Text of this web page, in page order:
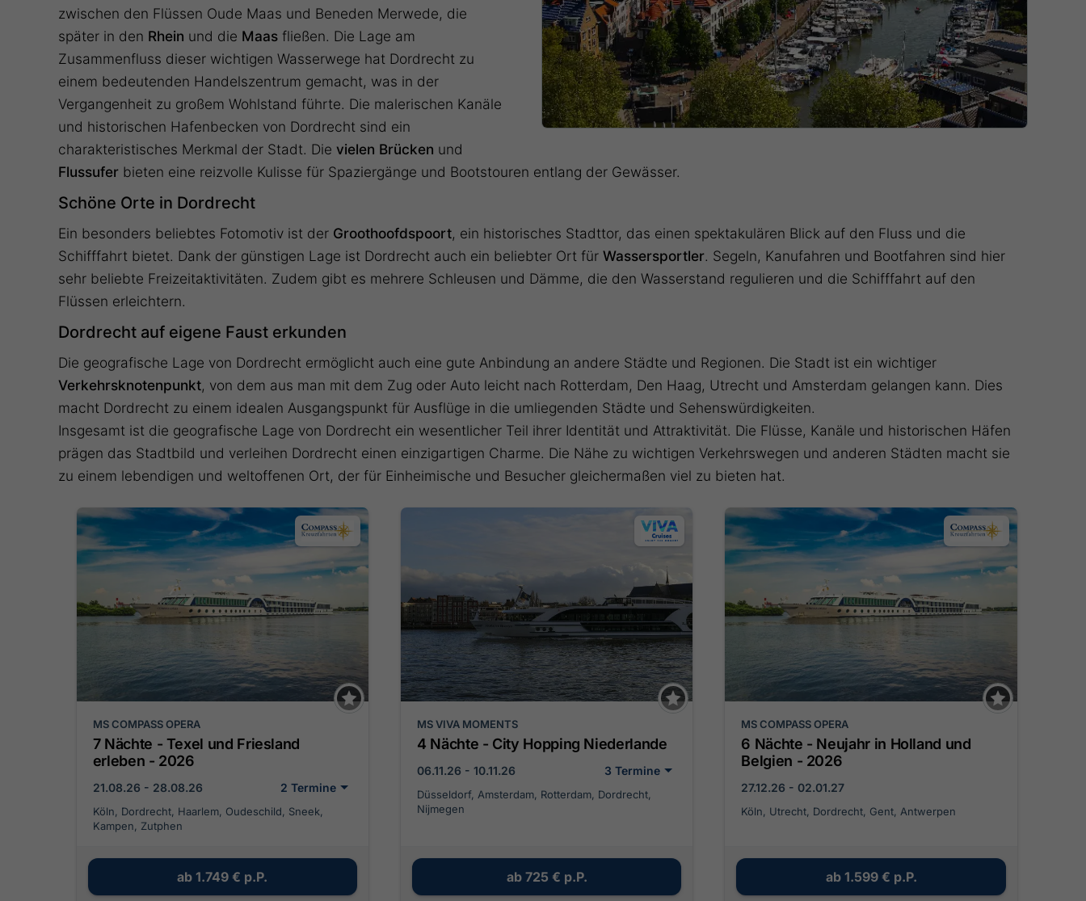
zwischen den Flüssen Oude Maas und Beneden Merwede, die
später in den Rhein und die Maas fließen. Die Lage am
Zusammenfluss dieser wichtigen Wasserwege hat Dordrecht zu
einem bedeutenden Handelszentrum gemacht, was in der
Vergangenheit zu großem Wohlstand führte. Die malerischen Kanäle
und historischen Hafenbecken von Dordrecht sind ein
charakteristisches Merkmal der Stadt. Die vielen Brücken und
Flussufer bieten eine reizvolle Kulisse für Spaziergänge und Bootstouren entlang der Gewässer.
Schöne Orte in Dordrecht
Ein besonders beliebtes Fotomotiv ist der Groothoofdspoort, ein historisches Stadttor, das einen spektakulären Blick auf den Fluss und die
Schifffahrt bietet. Dank der günstigen Lage ist Dordrecht auch ein beliebter Ort für Wassersportler. Segeln, Kanufahren und Bootfahren sind hier
sehr beliebte Freizeitaktivitäten. Zudem gibt es mehrere Schleusen und Dämme, die den Wasserstand regulieren und die Schifffahrt auf den
Flüssen erleichtern.
Dordrecht auf eigene Faust erkunden
Die geografische Lage von Dordrecht ermöglicht auch eine gute Anbindung an andere Städte und Regionen. Die Stadt ist ein wichtiger
Verkehrsknotenpunkt, von dem aus man mit dem Zug oder Auto leicht nach Rotterdam, Den Haag, Utrecht und Amsterdam gelangen kann. Dies
macht Dordrecht zu einem idealen Ausgangspunkt für Ausflüge in die umliegenden Städte und Sehenswürdigkeiten.
Insgesamt ist die geografische Lage von Dordrecht ein wesentlicher Teil ihrer Identität und Attraktivität. Die Flüsse, Kanäle und historischen Häfen
prägen das Stadtbild und verleihen Dordrecht einen einzigartigen Charme. Die Nähe zu wichtigen Verkehrswegen und anderen Städten macht sie
zu einem lebendigen und weltoffenen Ort, der für Einheimische und Besucher gleichermaßen viel zu bieten hat.
MS COMPASS OPERA
7 Nächte - Texel und Friesland
erleben - 2026
21.08.26 - 28.08.26 2 Termine
Köln, Dordrecht, Haarlem, Oudeschild, Sneek,
Kampen, Zutphen
ab1.749 € p.P.
MS VIVA MOMENTS
4 Nächte - City Hopping Niederlande
06.11.26 - 10.11.26 3 Termine
Düsseldorf, Amsterdam, Rotterdam, Dordrecht,
Nijmegen
ab 725 € p.P.
MS COMPASS OPERA
6 Nächte - Neujahr in Holland und
Belgien - 2026
27.12.26 - 02.01.27
Köln, Utrecht, Dordrecht, Gent, Antwerpen
ab 1.599 € p.P.